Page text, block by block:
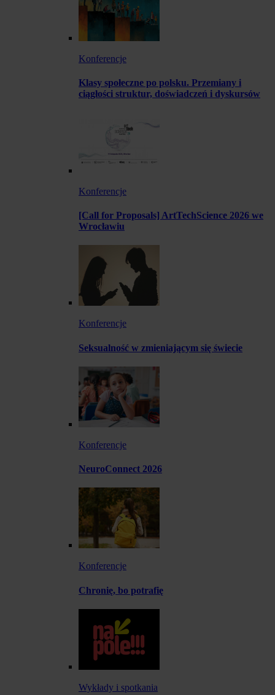
Konferencje
Klasy społeczne po polsku. Przemiany i
ciągłości struktur, doświadczeń i dyskursów
Konferencje
[Call for Proposals] ArtTechScience 2026 we
Wrocławiu
Konferencje
Seksualność w zmieniającym się świecie
Konferencje
NeuroConnect 2026
Konferencje
Chronię, bo potrafię
Wykłady i spotkania